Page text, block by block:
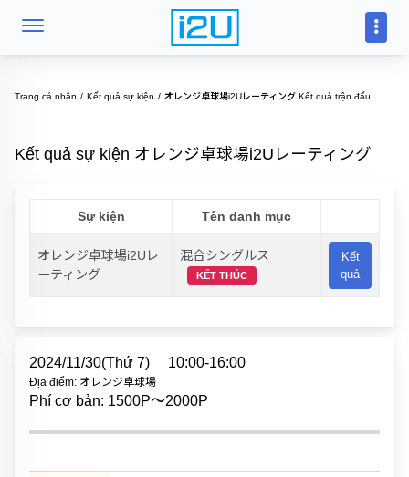
Trang cá nhân Kết quả sự kiện オレンジ卓球場i2Uレーティング Kết quả trận đấu
Kết quả sự kiện オレンジ卓球場i2Uレーティング
Sự kiện Tên danh mục
オレンジ卓球場i2Uレ
ーティング
混合シングルス
KẾT THÚC
Kết
quả
2024/11/30(Thứ 7) 10:00-16:00
Địa điểm: オレンジ卓球場
Phí cơ bản: 1500P〜2000P